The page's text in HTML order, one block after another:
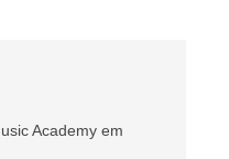
Academy em